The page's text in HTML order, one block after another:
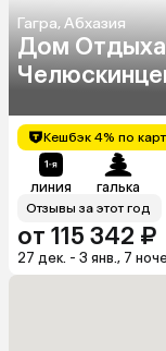
Гагра, Абхазия
Дом
Кешбэк 4% по
линия галька
Отзывы за этот год
от 115 342 ₽
27 дек. - 3 янв., 7